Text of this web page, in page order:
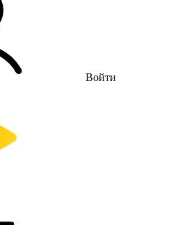
Войти